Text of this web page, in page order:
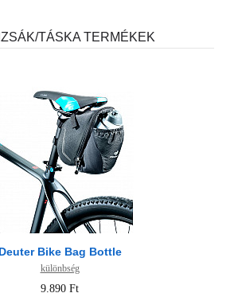
TÁSKA TERMÉKEK
Deuter Bike Bag Bottle
különbség
9.890 Ft